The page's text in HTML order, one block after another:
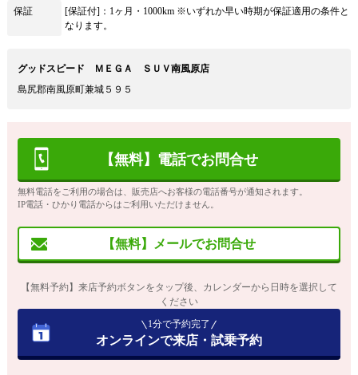
保証
[保証付]：1ヶ月・1000km ※いずれか早い時期が保証適用の条件と
なります。
グッドスピード ＭＥＧＡ ＳＵＶ南風原店
島尻郡南風原町兼城５９５
【無料】電話でお問合せ
無料電話をご利用の場合は、販売店へお客様の電話番号が通知されます。
IP電話・ひかり電話からはご利用いただけません。
【無料】メールでお問合せ
【無料予約】来店予約ボタンをタップ後、カレンダーから日時を選択して
ください
1分で予約完了
オンラインで来店・試乗予約